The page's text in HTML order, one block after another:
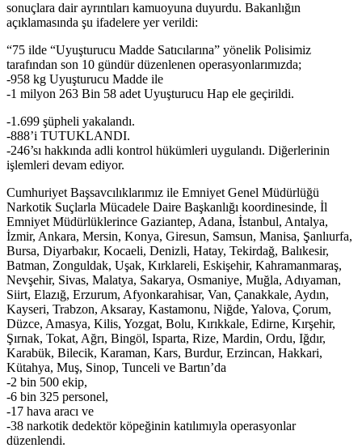
sonuçlara dair ayrıntıları kamuoyuna duyurdu. Bakanlığın
açıklamasında şu ifadelere yer verildi:
“75 ilde “Uyuşturucu Madde Satıcılarına” yönelik Polisimiz
tarafından son 10 gündür düzenlenen operasyonlarımızda;
-958 kg Uyuşturucu Madde ile
-1 milyon 263 Bin 58 adet Uyuşturucu Hap ele geçirildi.
-1.699 şüpheli yakalandı.
-888’i TUTUKLANDI.
-246’sı hakkında adli kontrol hükümleri uygulandı. Diğerlerinin
işlemleri devam ediyor.
Cumhuriyet Başsavcılıklarımız ile Emniyet Genel Müdürlüğü
Narkotik Suçlarla Mücadele Daire Başkanlığı koordinesinde, İl
Emniyet Müdürlüklerince Gaziantep, Adana, İstanbul, Antalya,
İzmir, Ankara, Mersin, Konya, Giresun, Samsun, Manisa, Şanlıurfa,
Bursa, Diyarbakır, Kocaeli, Denizli, Hatay, Tekirdağ, Balıkesir,
Batman, Zonguldak, Uşak, Kırklareli, Eskişehir, Kahramanmaraş,
Nevşehir, Sivas, Malatya, Sakarya, Osmaniye, Muğla, Adıyaman,
Siirt, Elazığ, Erzurum, Afyonkarahisar, Van, Çanakkale, Aydın,
Kayseri, Trabzon, Aksaray, Kastamonu, Niğde, Yalova, Çorum,
Düzce, Amasya, Kilis, Yozgat, Bolu, Kırıkkale, Edirne, Kırşehir,
Şırnak, Tokat, Ağrı, Bingöl, Isparta, Rize, Mardin, Ordu, Iğdır,
Karabük, Bilecik, Karaman, Kars, Burdur, Erzincan, Hakkari,
Kütahya, Muş, Sinop, Tunceli ve Bartın’da
-2 bin 500 ekip,
-6 bin 325 personel,
-17 hava aracı ve
-38 narkotik dedektör köpeğinin katılımıyla operasyonlar
düzenlendi.